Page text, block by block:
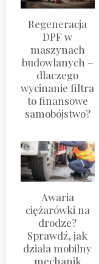
Regeneracja
DPF w
maszynach
budowlanych –
dlaczego
wycinanie filtra
to finansowe
samobójstwo?
Awaria
ciężarówki na
drodze?
Sprawdź, jak
działa mobilny
mechanik